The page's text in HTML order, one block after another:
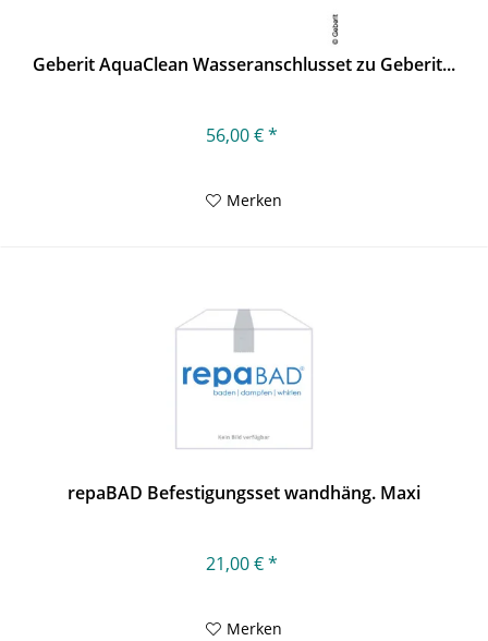
Geberit AquaClean Wasseranschlusset zu Geberit...
56,00 € *
Merken
repaBAD Befestigungsset wandhäng. Maxi
21,00 € *
Merken